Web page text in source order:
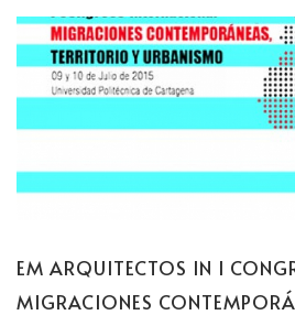
EM ARQUITECTOS IN I
MIGRACIONES